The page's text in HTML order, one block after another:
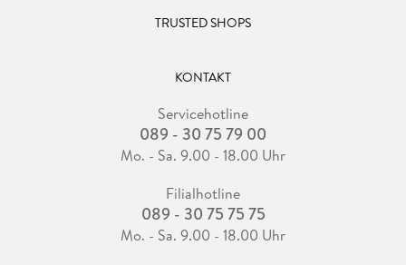
TRUSTED SHOPS
KONTAKT
Servicehotline
089 - 30 75 79 00
Mo. - Sa. 9.00 - 18.00 Uhr
Filialhotline
089 - 30 75 75 75
Mo. - Sa. 9.00 - 18.00 Uhr